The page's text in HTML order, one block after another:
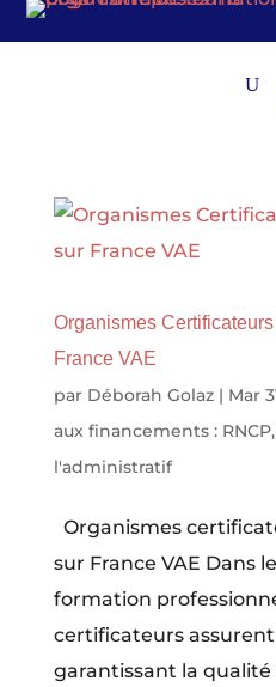
Organismes
France VAE
par Déborah Golaz| Mar
aux financements :
l'administratif
Organismes
sur France VAE Dans
formation
certificateurs
garantissant la qualité